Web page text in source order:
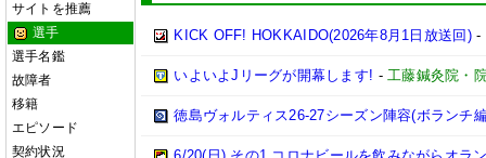
サイトを推薦
選手
選手名鑑
故障者
移籍
エピソード
契約状況
KICK OFF! HOKKAIDO(2026年8月1日放送回)-
いよいよJリーグが開幕します! -工藤鍼灸院・
徳島ヴォルティス26-27シーズン陣容(ボランチ